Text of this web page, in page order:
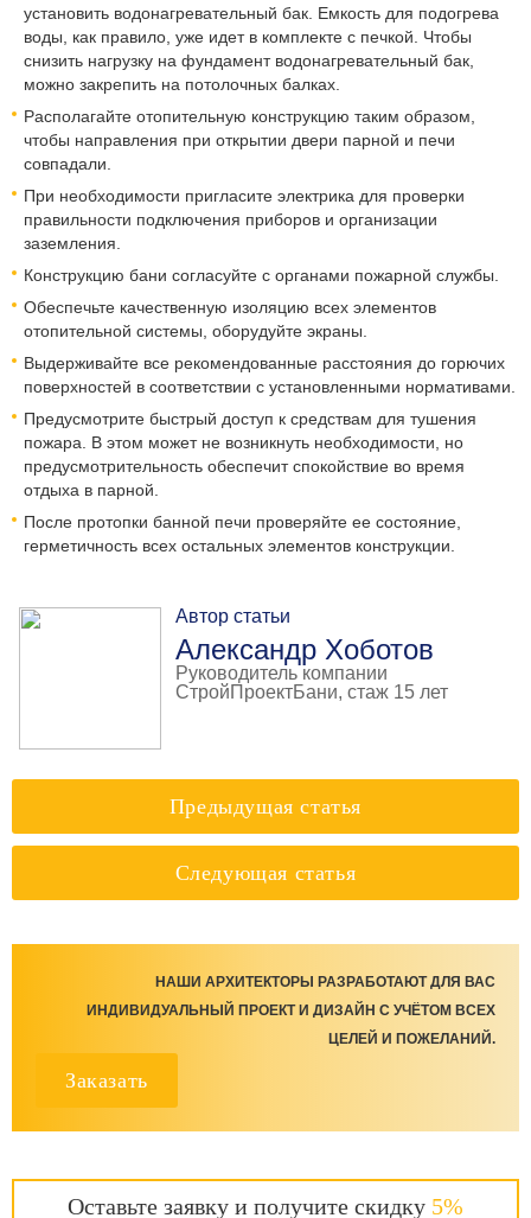
Оставьте заявку и получите скидку 5%
установить водонагревательный бак. Емкость для подогрева
воды, как правило, уже идет в комплекте с печкой. Чтобы
снизить нагрузку на фундамент водонагревательный бак,
можно закрепить на потолочных балках.
Располагайте отопительную конструкцию таким образом,
чтобы направления при открытии двери парной и печи
совпадали.
При необходимости пригласите электрика для проверки
правильности подключения приборов и организации
заземления.
Конструкцию бани согласуйте с органами пожарной службы.
Обеспечьте качественную изоляцию всех элементов
отопительной системы, оборудуйте экраны.
Выдерживайте все рекомендованные расстояния до горючих
поверхностей в соответствии с установленными нормативами.
Предусмотрите быстрый доступ к средствам для тушения
пожара. В этом может не возникнуть необходимости, но
предусмотрительность обеспечит спокойствие во время
отдыха в парной.
После протопки банной печи проверяйте ее состояние,
герметичность всех остальных элементов конструкции.
Автор статьи
Александр Хоботов
Руководитель компании
СтройПроектБани, стаж 15 лет
Предыдущая статья
Следующая статья
НАШИ АРХИТЕКТОРЫ РАЗРАБОТАЮТ ДЛЯ ВАС
ИНДИВИДУАЛЬНЫЙ ПРОЕКТ И ДИЗАЙН С УЧЁТОМ ВСЕХ
ЦЕЛЕЙ И ПОЖЕЛАНИЙ.
Заказать